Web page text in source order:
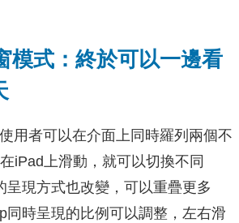
模式：終於可以一邊看
用者可以在介面上同時羅列兩個不
在iPad上滑動，就可以切換不同
呈現方式也改變，可以重疊更多
同時呈現的比例可以調整，左右滑